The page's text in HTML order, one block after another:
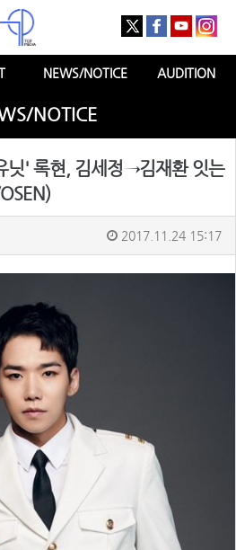
NEWS/NOTICE AUDITION
NOTICE
닛' 록현, 김세정→김재환 잇는
2017.11.24 15:17